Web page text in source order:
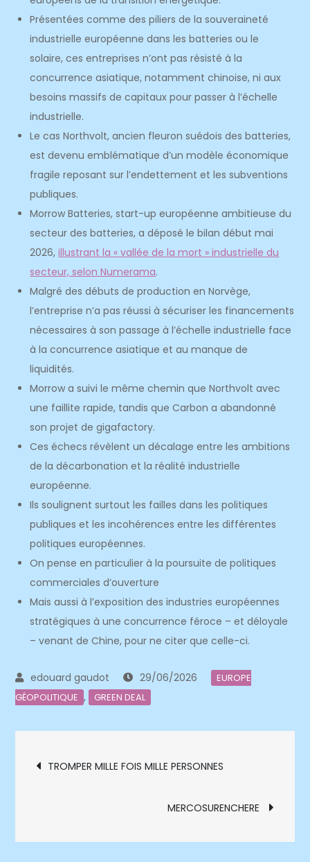
Présentées comme des piliers de la souveraineté
industrielle européenne dans les batteries ou le
solaire, ces entreprises n’ont pas résisté à la
concurrence asiatique, notamment chinoise, ni aux
besoins massifs de capitaux pour passer à l’échelle
industrielle.
Le cas Northvolt, ancien fleuron suédois des batteries,
est devenu emblématique d’un modèle économique
fragile reposant sur l’endettement et les subventions
publiques.
Morrow Batteries, start-up européenne ambitieuse du
secteur des batteries, a déposé le bilan début mai
2026,illustrant la « vallée de la mort » industrielle du
secteur, selon Numerama.
Malgré des débuts de production en Norvège,
l’entreprise n’a pas réussi à sécuriser les financements
nécessaires à son passage à l’échelle industrielle face
à la concurrence asiatique et au manque de
liquidités.
Morrow a suivi le même chemin que Northvolt avec
une faillite rapide, tandis que Carbon a abandonné
son projet de gigafactory.
Ces échecs révèlent un décalage entre les ambitions
de la décarbonation et la réalité industrielle
européenne.
Ils soulignent surtout les failles dans les politiques
publiques et les incohérences entre les différentes
politiques européennes.
On pense en particulier à la poursuite de politiques
commerciales d’ouverture
Mais aussi à l’exposition des industries européennes
stratégiques à une concurrence féroce – et déloyale
– venant de Chine, pour ne citer que celle-ci.
29/06/2026
EUROPE
GÉOPOLITIQUE , GREEN DEAL
Navigation
l’article
TROMPER MILLE FOIS MILLE PERSONNES
MERCOSURENCHERE